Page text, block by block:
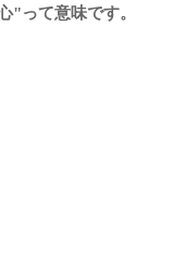
"って意味です。